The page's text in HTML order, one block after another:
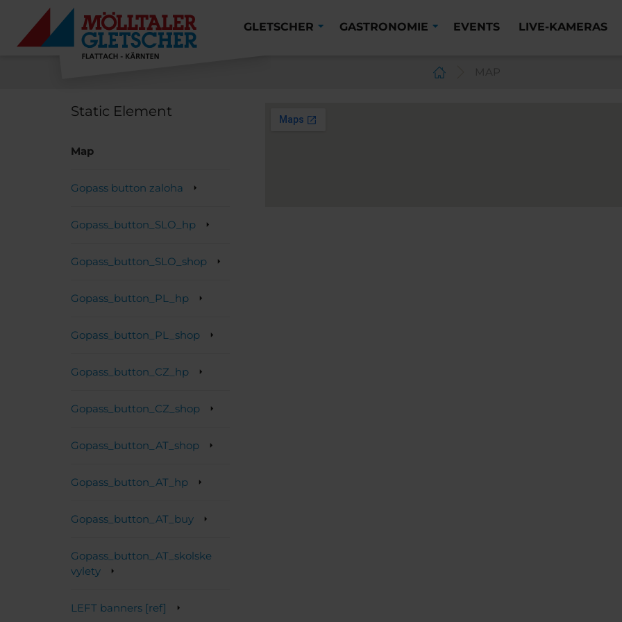
GLETSCHER GASTRONOMIE EVENTS LIVE-KAMERAS
MAP
Static Element
Map
Gopass button zaloha
Gopass_button_SLO_hp
Gopass_button_SLO_shop
Gopass_button_PL_hp
Gopass_button_PL_shop
Gopass_button_CZ_hp
Gopass_button_CZ_shop
Gopass_button_AT_shop
Gopass_button_AT_hp
Gopass_button_AT_buy
Gopass_button_AT_skolske
vylety
LEFT banners [ref]